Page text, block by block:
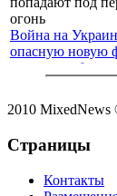
Война на
опасную новую
жители с обеих
2010
Страницы
Контакты